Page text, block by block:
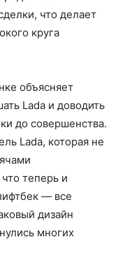
что делает
круга
объясняет
Lada и доводить
до совершенства.
Lada, которая не
теперь и
— все
дизайн
многих